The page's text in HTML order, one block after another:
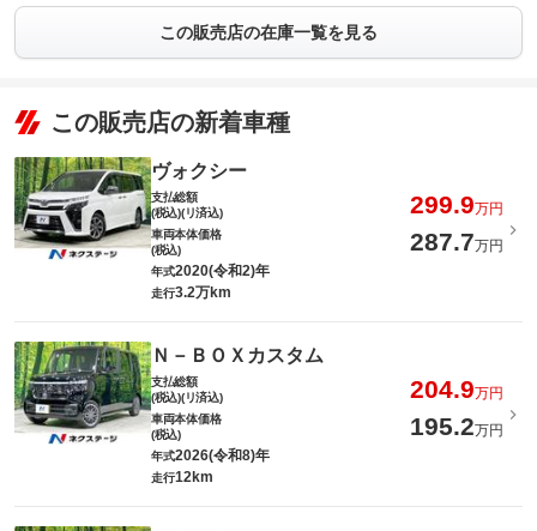
この販売店の在庫一覧を見る
この販売店の新着車種
ヴォクシー
支払総額
(税込)(リ済込)
299.9万円
車両本体価格
(税込)
287.7万円
年式2020(令和2)年
走行3.2万km
Ｎ－ＢＯＸカスタム
支払総額
(税込)(リ済込)
204.9万円
車両本体価格
(税込)
195.2万円
年式2026(令和8)年
走行12km